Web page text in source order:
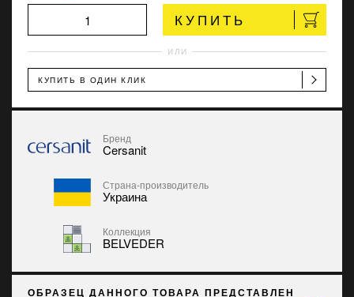
КУПИТЬ
ИЛИ
КУПИТЬ В ОДИН КЛИК
Бренд
Cersanit
Страна-производитель
Украина
Коллекция
BELVEDER
ОБРАЗЕЦ ДАННОГО ТОВАРА ПРЕДСТАВЛЕН